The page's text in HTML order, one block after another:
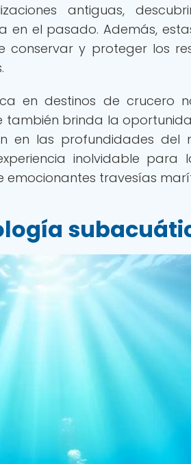
antiguas,
el pasado. Además,
conservar y proteger los
en destinos de crucero
también brinda la
en las profundidades del
inolvidable para
travesías